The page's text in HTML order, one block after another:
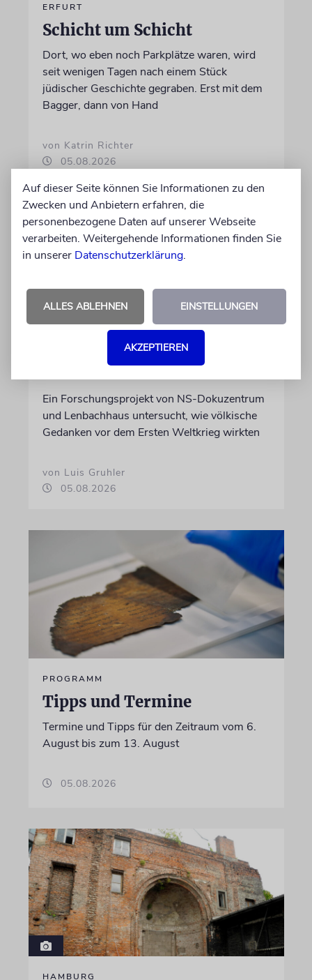
ERFURT
Schicht um Schicht
Dort, wo eben noch Parkplätze waren, wird
seit wenigen Tagen nach einem Stück
jüdischer Geschichte gegraben. Erst mit dem
Bagger, dann von Hand
von Katrin Richter
05.08.2026
Ein Forschungsprojekt von NS-Dokuzentrum
und Lenbachhaus untersucht, wie völkische
Gedanken vor dem Ersten Weltkrieg wirkten
von Luis Gruhler
05.08.2026
PROGRAMM
Tipps und Termine
Termine und Tipps für den Zeitraum vom 6.
August bis zum 13. August
05.08.2026
HAMBURG
Auf dieser Seite können Sie Informationen zu den
Zwecken und Anbietern erfahren, die
personenbezogene Daten auf unserer Webseite
verarbeiten. Weitergehende Informationen finden Sie
in unserer Datenschutzerklärung.
ALLES ABLEHNEN EINSTELLUNGEN
AKZEPTIEREN